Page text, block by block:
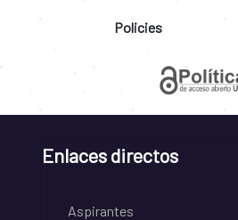
Policies
Enlaces directos
Aspirantes